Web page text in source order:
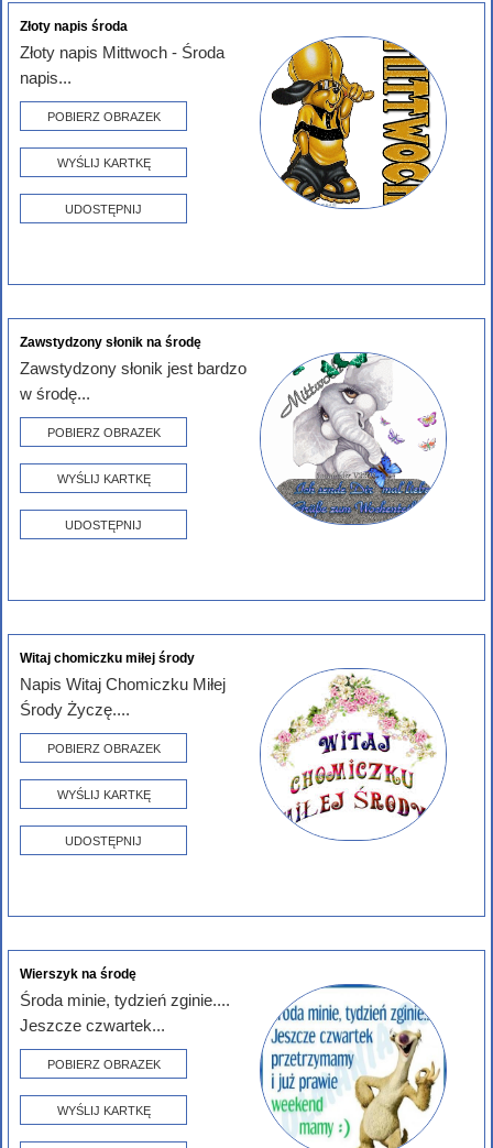
Złoty napis środa
Złoty napis Mittwoch - Środa
napis...
POBIERZ OBRAZEK
WYŚLIJ KARTKĘ
UDOSTĘPNIJ
Zawstydzony słonik na środę
Zawstydzony słonik jest bardzo
w środę...
POBIERZ OBRAZEK
WYŚLIJ KARTKĘ
UDOSTĘPNIJ
Witaj chomiczku miłej środy
Napis Witaj Chomiczku Miłej
Środy Życzę....
POBIERZ OBRAZEK
WYŚLIJ KARTKĘ
UDOSTĘPNIJ
Wierszyk na środę
Środa minie, tydzień zginie....
Jeszcze czwartek...
POBIERZ OBRAZEK
WYŚLIJ KARTKĘ